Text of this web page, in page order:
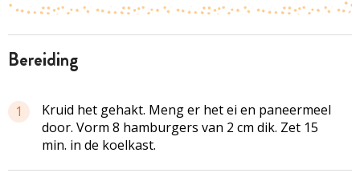
bereiding
1
Kruid het gehakt. Meng er het ei en paneermeel
door. Vorm 8 hamburgers van 2 cm dik. Zet 15
min. in de koelkast.